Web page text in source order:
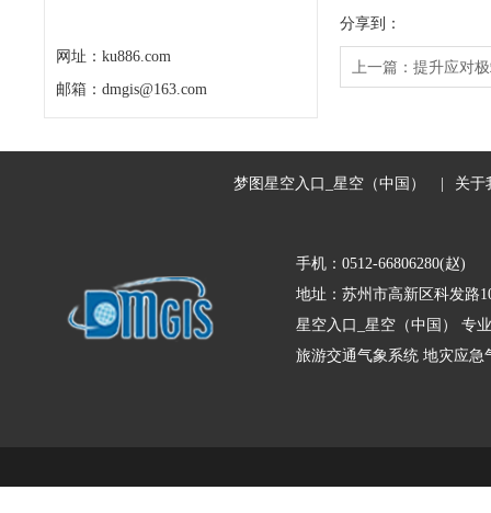
网址：ku886.com
邮箱：dmgis@163.com
分享到：
上一篇： 提升应对
梦图星空入口_星空（中国） 关于
手机：0512-66806280(赵)
地址：苏州市高新区科发路
星空入口_星空（中国） 专
旅游交通气象系统 地灾应急